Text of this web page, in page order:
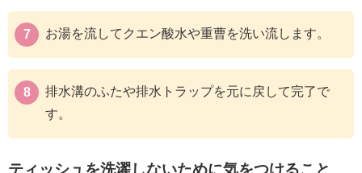
お湯を流してクエン酸水や重曹を洗い流します。
排水溝のふたや排水トラップを元に戻して完了で
す。